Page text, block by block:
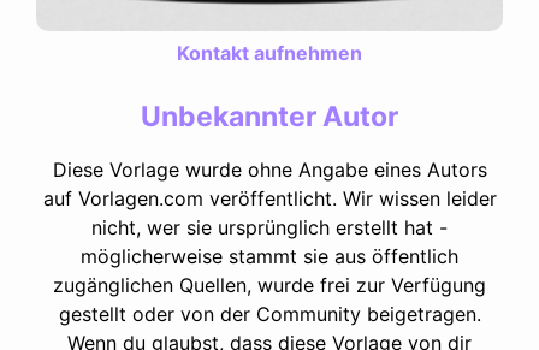
Kontakt aufnehmen
Unbekannter Autor
Diese Vorlage wurde ohne Angabe eines Autors
auf Vorlagen.com veröffentlicht. Wir wissen leider
nicht, wer sie ursprünglich erstellt hat -
möglicherweise stammt sie aus öffentlich
zugänglichen Quellen, wurde frei zur Verfügung
gestellt oder von der Community beigetragen.
Wenn du glaubst, dass diese Vorlage von dir